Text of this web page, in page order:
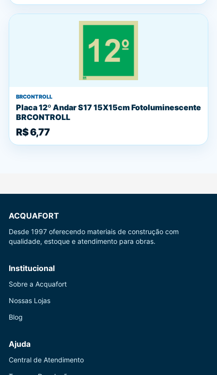
BRCONTROLL
Placa 12º Andar S17 15X15cm Fotoluminescente
BRCONTROLL
R$ 6,77
ACQUAFORT
Desde 1997 oferecendo materiais de construção com
qualidade, estoque e atendimento para obras.
Institucional
Sobre a Acquafort
Nossas Lojas
Blog
Ajuda
Central de Atendimento